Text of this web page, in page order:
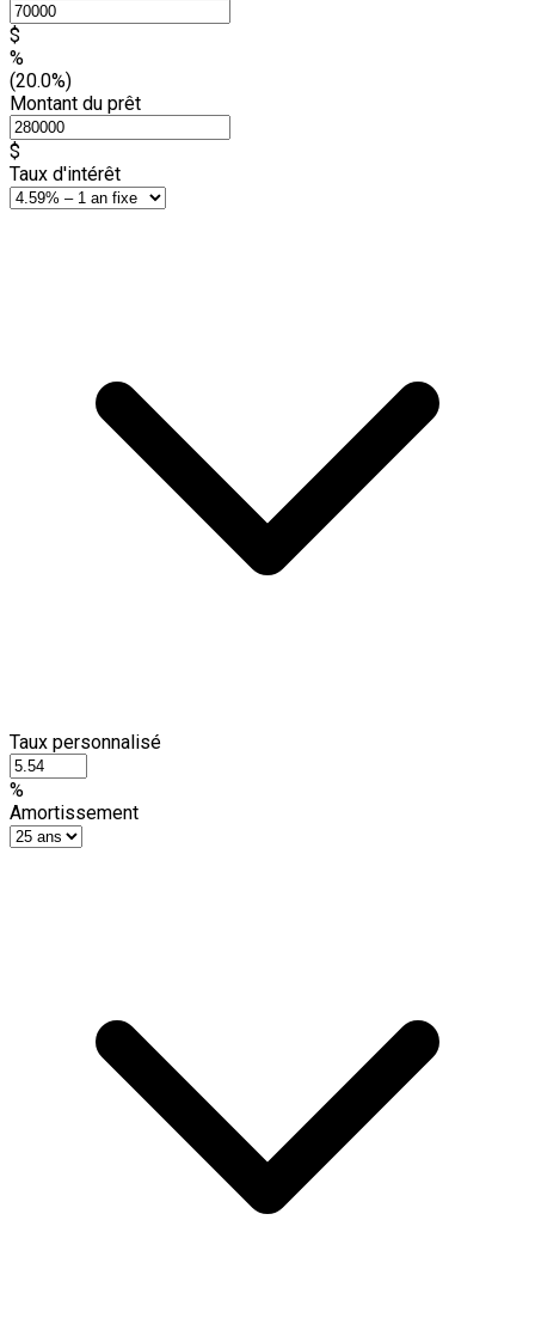
$
%
(20.0%)
Montant du prêt
$
Taux d'intérêt
Taux personnalisé
%
Amortissement